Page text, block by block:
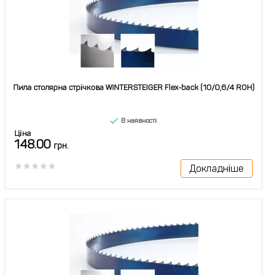
Пила столярна стрічкова WINTERSTEIGER Flex-back (10/0,6/4 ROH)
В наявності
Ціна
148.00 грн.
Докладніше